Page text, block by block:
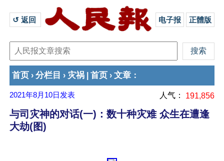
↺ 返回 电子报 正體版
首页 › 分栏目 › 灾祸 首页 › 文章 ：
2021年8月10日 发表 人气： 191,856
与司灾神的对话(一)：数十种灾难 众生在遭逢
大劫(图)